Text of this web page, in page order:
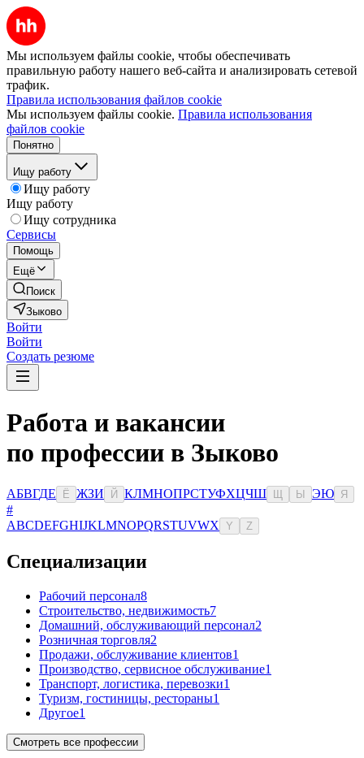
Мы используем файлы cookie, чтобы обеспечивать
правильную работу нашего веб-сайта и анализировать сетевой
трафик.
Правила использования файлов cookie
Мы используем файлы cookie. Правила использования
файлов cookie
Понятно
Ищу работу
Ищу работу
Ищу работу
Ищу сотрудника
Сервисы
Помощь
Ещё
Поиск
Зыково
Войти
Войти
Создать резюме
Работа и вакансии
по профессии в Зыково
АБВГДЕ Ё ЖЗИ Й КЛМНОПРСТУФХЦЧШ Ы ЭЮ Я
#
ABCDEFGHIJKLMNOPQRSTUVWX Y Z
Специализации
Рабочий персонал8
Строительство, недвижимость7
Домашний, обслуживающий персонал2
Розничная торговля2
Продажи, обслуживание клиентов1
Производство, сервисное обслуживание1
Транспорт, логистика, перевозки1
Туризм, гостиницы, рестораны1
Другое1
Смотреть все профессии